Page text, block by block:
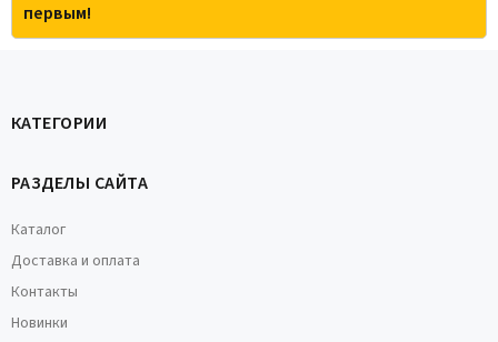
первым!
КАТЕГОРИИ
РАЗДЕЛЫ САЙТА
Каталог
Доставка и оплата
Контакты
Новинки